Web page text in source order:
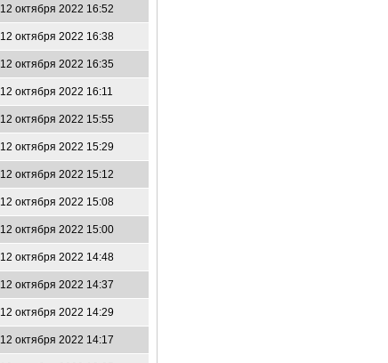
12 октября 2022 16:52
12 октября 2022 16:38
12 октября 2022 16:35
12 октября 2022 16:11
12 октября 2022 15:55
12 октября 2022 15:29
12 октября 2022 15:12
12 октября 2022 15:08
12 октября 2022 15:00
12 октября 2022 14:48
12 октября 2022 14:37
12 октября 2022 14:29
12 октября 2022 14:17